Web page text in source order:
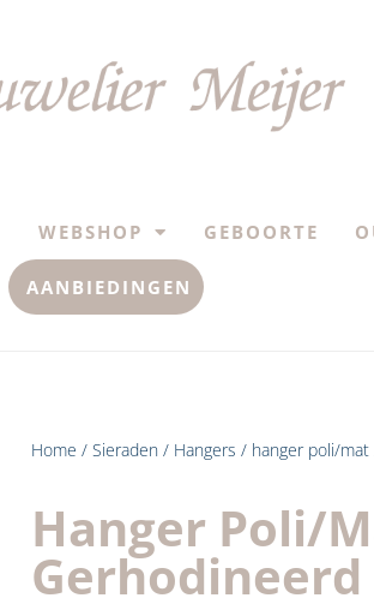
WEBSHOP GEBOORTE
AANBIEDINGEN
Home / Sieraden / Hangers / hanger poli/mat
Hanger Poli/
Gerhodineerd